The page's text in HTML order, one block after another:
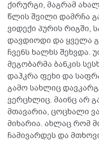
ქირურგი, მაგრამ
წლის შვილი დამრჩა
ვიდექი პურის რიგში,
დავდიოდი და ყველა
ჩვენს ხალხს შეხვდა.
მეგობარმა ბანკის
დაჰკრა ფეხი და
გამო სახლიც
ვერცხლიც. მაინც არ
მთავარია, ცოცხალი
მიხარია. ახლაც რომ
ჩამივარდეს და